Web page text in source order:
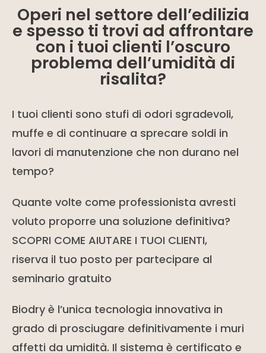
Operi nel settore dell’edilizia
e spesso ti trovi ad affrontare
con i tuoi clienti l’oscuro
problema dell’umidità di
risalita?
I tuoi clienti sono stufi di odori sgradevoli,
muffe e di continuare a sprecare soldi in
lavori di manutenzione che non durano nel
tempo?
Quante volte come professionista avresti
voluto proporre una soluzione definitiva?
SCOPRI COME AIUTARE I TUOI CLIENTI,
riserva il tuo posto per partecipare al
seminario gratuito
Biodry è l’unica tecnologia innovativa in
grado di prosciugare definitivamente i muri
affetti da umidità. Il sistema è certificato e